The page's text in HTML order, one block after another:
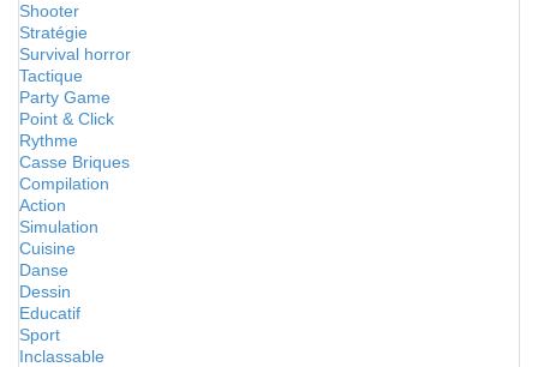
Shooter
Stratégie
Survival horror
Tactique
Party Game
Point & Click
Rythme
Casse Briques
Compilation
Action
Simulation
Cuisine
Danse
Dessin
Educatif
Sport
Inclassable